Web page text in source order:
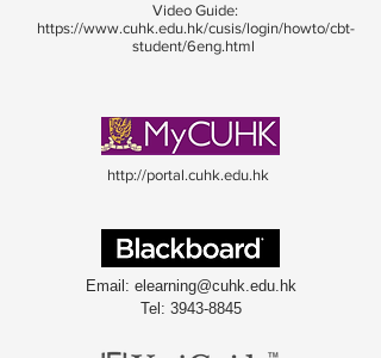
Video Guide:
https://www.cuhk.edu.hk/cusis/login/howto/cbt-
student/6eng.html
http://portal.cuhk.edu.hk
Email: elearning@cuhk.edu.hk
Tel: 3943-8845